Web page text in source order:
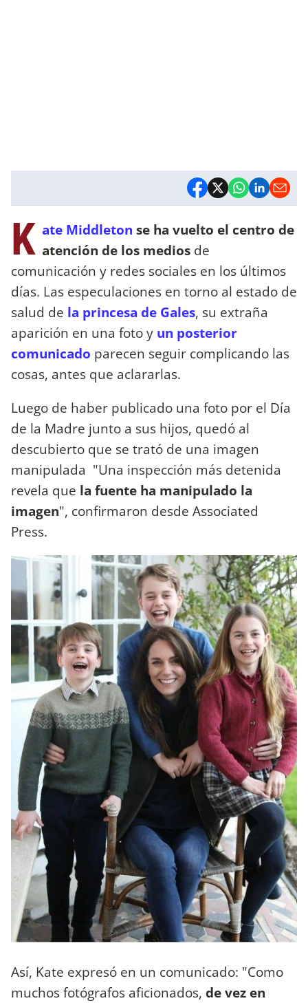
K ate Middleton se ha vuelto el centro de
atención de los medios de
comunicación y redes sociales en los últimos
días. Las especulaciones en torno al estado de
salud de la princesa de Gales, su extraña
aparición en una foto y un posterior
comunicado parecen seguir complicando las
cosas, antes que aclararlas.
Luego de haber publicado una foto por el Día
de la Madre junto a sus hijos, quedó al
descubierto que se trató de una imagen
manipulada "Una inspección más detenida
revela que la fuente ha manipulado la
imagen", confirmaron desde Associated
Press.
Así, Kate expresó en un comunicado: "Como
muchos fotógrafos aficionados, de vez en